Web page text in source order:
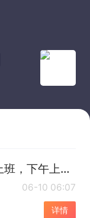
招聘普工（福利待遇好+上午不上班，下午上班）
06-10 06:07
详情